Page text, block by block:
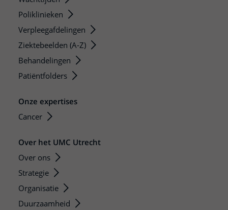
Poliklinieken
Verpleegafdelingen
Ziektebeelden (A-Z)
Behandelingen
Patiëntfolders
Onze expertises
Cancer
Over het UMC Utrecht
Over ons
Strategie
Organisatie
Duurzaamheid